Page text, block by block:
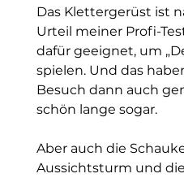
Das Klettergerüst ist
Urteil meiner Profi-
dafür geeignet, um
spielen. Und das
Besuch dann auch
schön lange sogar.
Aber auch die
Aussichtsturm und